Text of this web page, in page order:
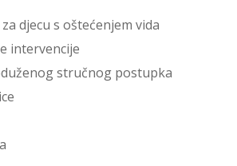
djecu s oštećenjem vida
intervencije
stručnog postupka